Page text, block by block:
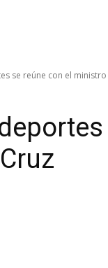
se reúne con el ministro